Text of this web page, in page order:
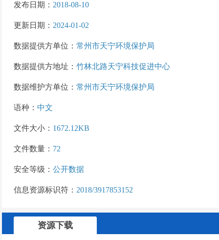
发布日期： 2018-08-10
更新日期： 2024-01-02
数据提供方单位： 常州市天宁环境保护局
数据提供方地址： 竹林北路天宁科技促进中心
数据维护方单位： 常州市天宁环境保护局
语种： 中文
文件大小： 1672.12KB
文件数量： 72
安全等级： 公开数据
信息资源标识符： 2018/3917853152
资源下载